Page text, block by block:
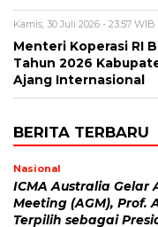
Kamis, 30 Juli 2026 - 23:57 WIB
Menteri Koperasi RI
Tahun 2026
Ajang Internasional
BERITA TERBARU
Nasional
ICMA Australia Gelar
Meeting (AGM), Prof.
Terpilih sebagai